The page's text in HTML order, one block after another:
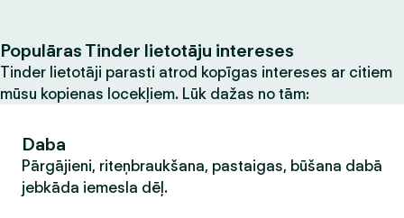
Populāras Tinder lietotāju intereses
Tinder lietotāji parasti atrod kopīgas intereses ar citiem
mūsu kopienas locekļiem. Lūk dažas no tām:
Daba
Pārgājieni, riteņbraukšana, pastaigas, būšana dabā
jebkāda iemesla dēļ.